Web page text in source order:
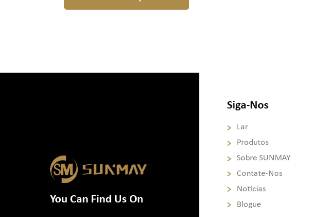
You Can Find Us On
Siga-Nos
Lar
Produtos
Sobre SUNMAY
Contate-Nos
Notícias
Blogue